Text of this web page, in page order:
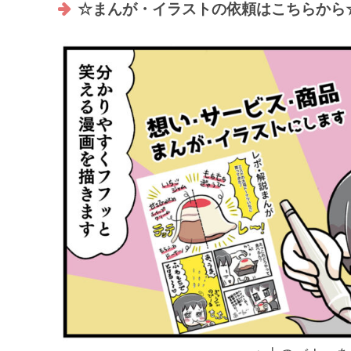
☆まんが・イラストの依頼はこちらか